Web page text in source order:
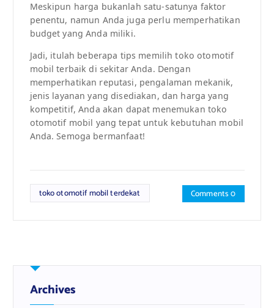
Meskipun harga bukanlah satu-satunya faktor
penentu, namun Anda juga perlu memperhatikan
budget yang Anda miliki.
Jadi, itulah beberapa tips memilih toko otomotif
mobil terbaik di sekitar Anda. Dengan
memperhatikan reputasi, pengalaman mekanik,
jenis layanan yang disediakan, dan harga yang
kompetitif, Anda akan dapat menemukan toko
otomotif mobil yang tepat untuk kebutuhan mobil
Anda. Semoga bermanfaat!
toko otomotif mobil terdekat Comments 0
Archives